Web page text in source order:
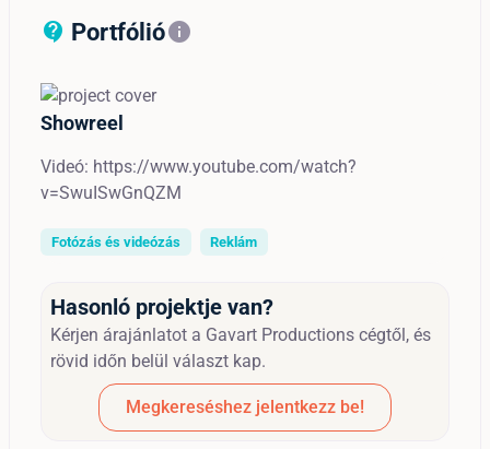
contact_support_outline
Portfólióinfo
Showreel
Videó: https://www.youtube.com/watch?
v=SwuISwGnQZM
Fotózás és videózás Reklám
Hasonló projektje van?
Kérjen árajánlatot a Gavart Productions cégtől, és
rövid időn belül választ kap.
Megkereséshez jelentkezz be!